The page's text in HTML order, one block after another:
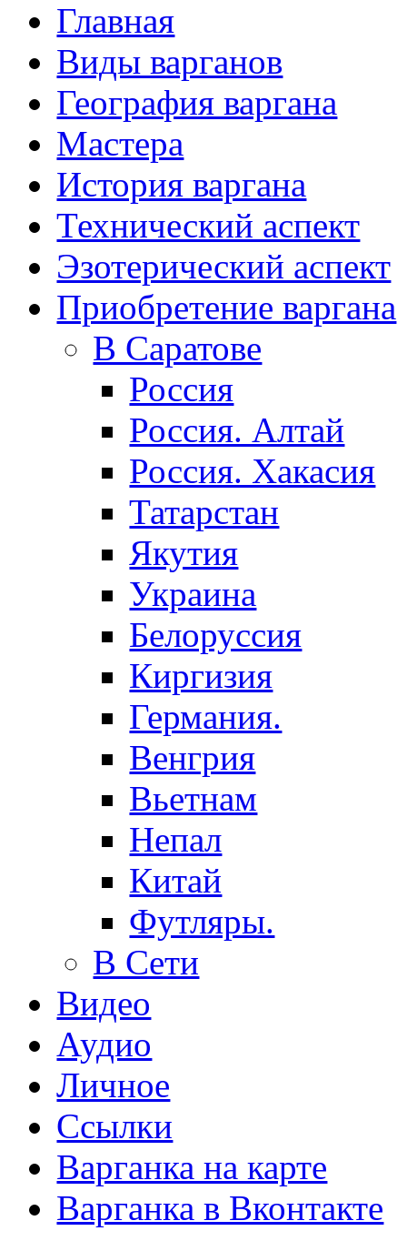
Главная
Виды варганов
География варгана
Мастера
История варгана
Технический аспект
Эзотерический аспект
Приобретение варгана
В Саратове
Россия
Россия. Алтай
Россия. Хакасия
Татарстан
Якутия
Украина
Белоруссия
Киргизия
Германия.
Венгрия
Вьетнам
Непал
Китай
Футляры.
В Сети
Видео
Аудио
Личное
Ссылки
Варганка на карте
Варганка в Вконтакте